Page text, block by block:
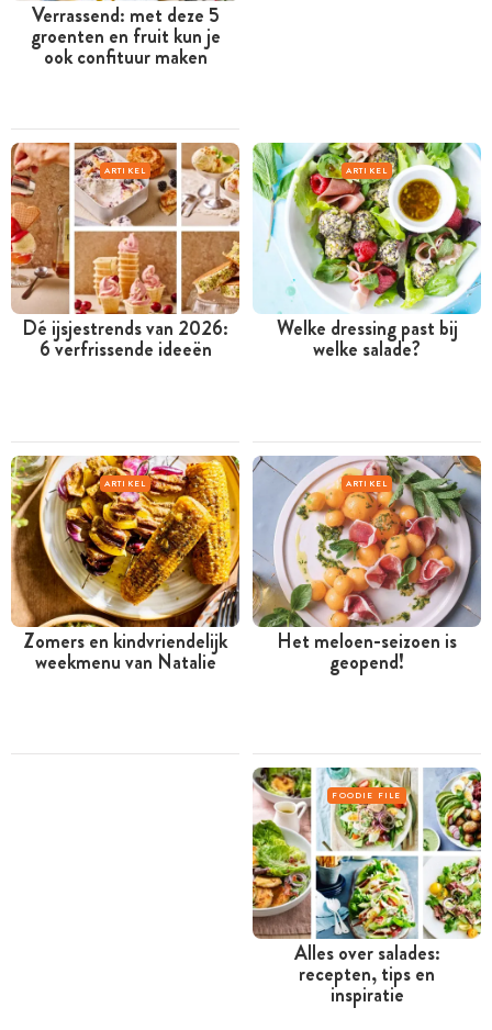
Verrassend: met deze 5
groenten en fruit kun je
ook confituur maken
ARTIKEL
Dé ijsjestrends van 2026:
6 verfrissende ideeën
ARTIKEL
Welke dressing past bij
welke salade?
ARTIKEL
Zomers en kindvriendelijk
weekmenu van Natalie
ARTIKEL
Het meloen-seizoen is
geopend!
FOODIE FILE
Alles over salades:
recepten, tips en
inspiratie